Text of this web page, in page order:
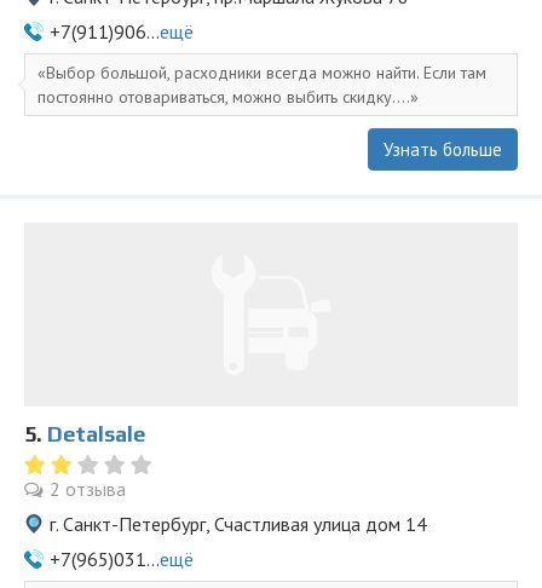
+7(911)906...ещё
Выбор большой, расходники всегда можно найти. Если там
постоянно отовариваться, можно выбить скидку....
Узнать больше
5. Detalsale
2 отзыва
г. Санкт-Петербург, Счастливая улица дом 14
+7(965)031...ещё